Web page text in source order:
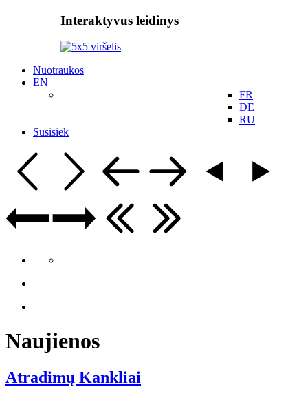
Interaktyvus leidinys
Nuotraukos
EN
FR
DE
RU
Susisiek
Naujienos
Atradimų Kankliai